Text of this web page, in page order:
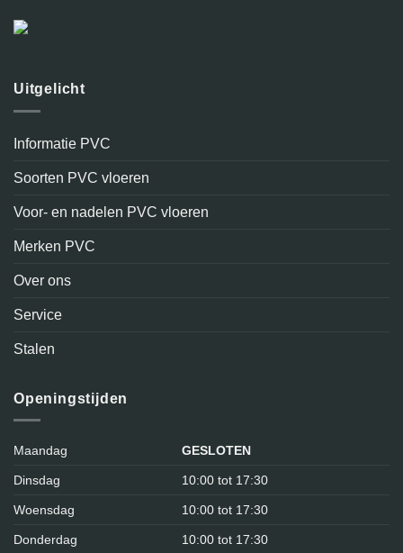
Uitgelicht
Informatie PVC
Soorten PVC vloeren
Voor- en nadelen PVC vloeren
Merken PVC
Over ons
Service
Stalen
Openingstijden
Maandag GESLOTEN
Dinsdag 10:00 tot 17:30
Woensdag 10:00 tot 17:30
Donderdag 10:00 tot 17:30